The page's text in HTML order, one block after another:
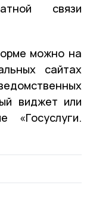
связи
можно на
сайтах
виджет или
«Госуслуги.